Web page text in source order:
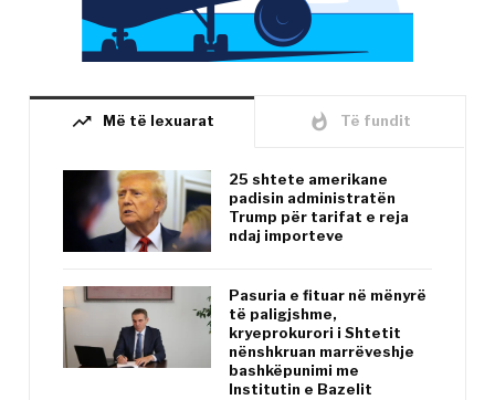
trending_up Më të lexuarat whatshot Të fundit
25 shtete amerikane
padisin administratën
Trump për tarifat e reja
ndaj importeve
Pasuria e fituar në mënyrë
të paligjshme,
kryeprokurori i Shtetit
nënshkruan marrëveshje
bashkëpunimi me
Institutin e Bazelit